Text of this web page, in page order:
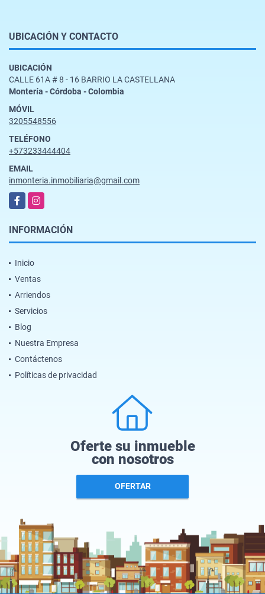
UBICACIÓN Y CONTACTO
UBICACIÓN
CALLE 61A # 8 - 16 BARRIO LA CASTELLANA
Montería - Córdoba - Colombia
MÓVIL
3205548556
TELÉFONO
+573233444404
EMAIL
inmonteria.inmobiliaria@gmail.com
FacebookInstagram
INFORMACIÓN
Inicio
Ventas
Arriendos
Servicios
Blog
Nuestra Empresa
Contáctenos
Políticas de privacidad
Oferte su inmueble
con nosotros
OFERTAR